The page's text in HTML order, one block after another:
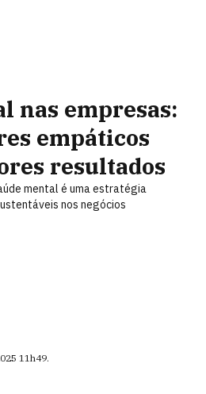
nas empresas:
empáticos
resultados
mental é uma estratégia
nos negócios
11h49.